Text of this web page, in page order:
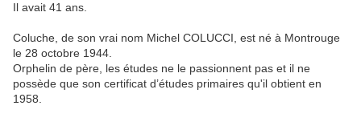
Il avait 41 ans.
Coluche, de son vrai nom Michel COLUCCI, est né à Montrouge
le 28 octobre 1944.
Orphelin de père, les études ne le passionnent pas et il ne
possède que son certificat d’études primaires qu'il obtient en
1958.